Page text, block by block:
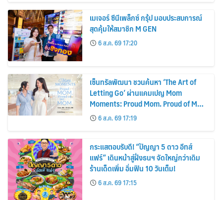
เมเจอร์ ซีนีเพล็กซ์ กรุ้ป มอบประสบการณ์
สุดคุ้มให้สมาชิก M GEN
6 ส.ค. 69 17:20
เซ็นทรัลพัฒนา ชวนค้นหา ‘The Art of
Letting Go’ ผ่านแคมเปญ Mom
Moments: Proud Mom. Proud of My
Mom.6 ส.ค. 69 17:19
กระแสตอบรับดี! “ปัญญา 5 ดาว อีทส์
แฟร์” เดินหน้าสู่ฝั่งธนฯ จัดใหญ่กว่าเดิม
ร้านเด็ดเพิ่ม อิ่มฟิน 10 วันเต็ม!
6 ส.ค. 69 17:15